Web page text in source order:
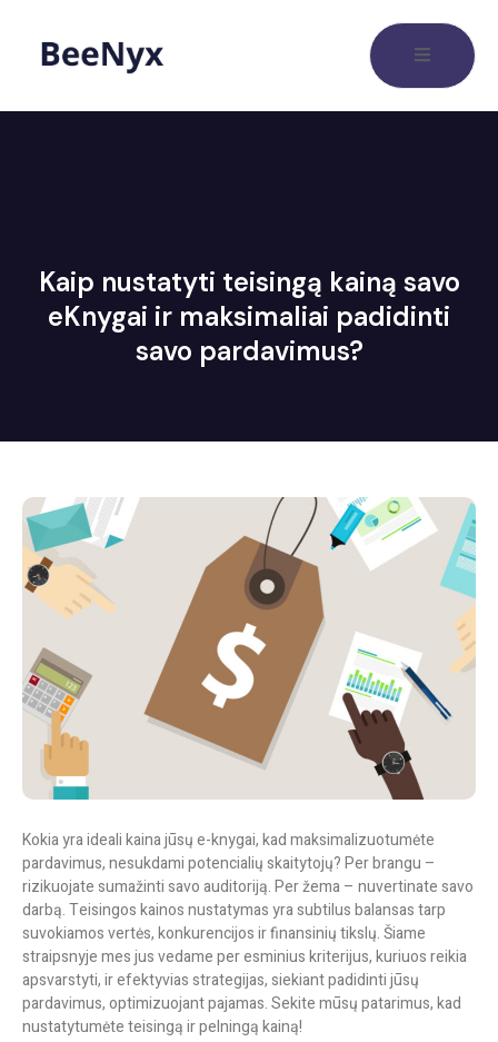
Kaip nustatyti teisingą kainą savo
eKnygai ir maksimaliai padidinti
savo pardavimus?
Kokia yra ideali kaina jūsų e-knygai, kad maksimalizuotumėte
pardavimus, nesukdami potencialių skaitytojų? Per brangu –
rizikuojate sumažinti savo auditoriją. Per žema – nuvertinate savo
darbą. Teisingos kainos nustatymas yra subtilus balansas tarp
suvokiamos vertės, konkurencijos ir finansinių tikslų. Šiame
straipsnyje mes jus vedame per esminius kriterijus, kuriuos reikia
apsvarstyti, ir efektyvias strategijas, siekiant padidinti jūsų
pardavimus, optimizuojant pajamas. Sekite mūsų patarimus, kad
nustatytumėte teisingą ir pelningą kainą!